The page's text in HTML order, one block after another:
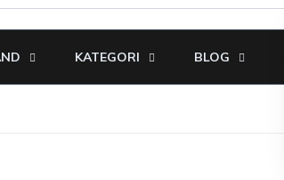
KATEGORI BLOG